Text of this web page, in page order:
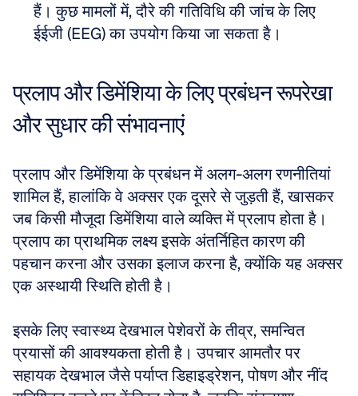
हैं। कुछ मामलों में, दौरे की गतिविधि की जांच के लिए
ईईजी (EEG) का उपयोग किया जा सकता है।
प्रलाप और डिमेंशिया के लिए प्रबंधन रूपरेखा
और सुधार की संभावनाएं
प्रलाप और डिमेंशिया के प्रबंधन में अलग-अलग रणनीतियां
शामिल हैं, हालांकि वे अक्सर एक दूसरे से जुड़ती हैं, खासकर
जब किसी मौजूदा डिमेंशिया वाले व्यक्ति में प्रलाप होता है।
प्रलाप का प्राथमिक लक्ष्य इसके अंतर्निहित कारण की
पहचान करना और उसका इलाज करना है, क्योंकि यह अक्सर
एक अस्थायी स्थिति होती है।
इसके लिए स्वास्थ्य देखभाल पेशेवरों के तीव्र, समन्वित
प्रयासों की आवश्यकता होती है। उपचार आमतौर पर
सहायक देखभाल जैसे पर्याप्त डिहाइड्रेशन, पोषण और नींद